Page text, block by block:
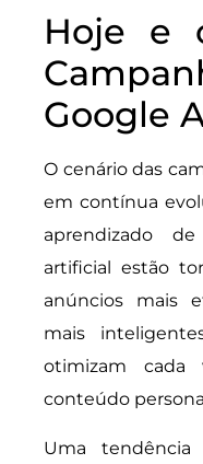
Hoje e
Google
O cenário das
em contínua
aprendizado
artificial estão
anúncios mais
mais
otimizam
conteúdo
Uma